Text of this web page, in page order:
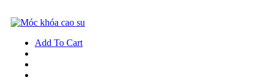
Add To Cart